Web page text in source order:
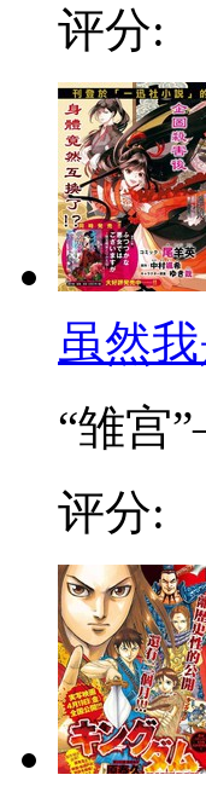
评分:
虽然
“雏宫
评分: